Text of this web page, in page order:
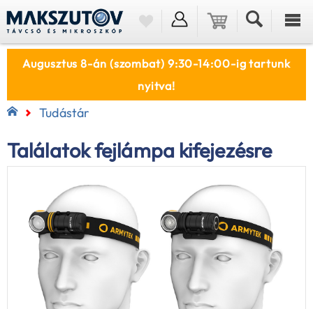
Augusztus 8-án (szombat) 9:30-14:00-ig tartunk
nyitva!
Tudástár
Találatok fejlámpa kifejezésre